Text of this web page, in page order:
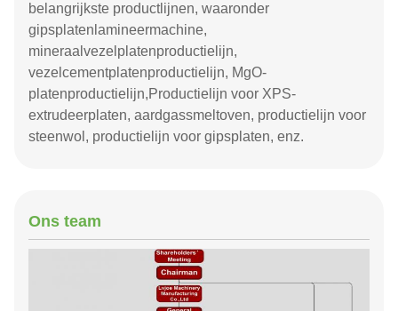
belangrijkste productlijnen, waaronder
gipsplatenlamineermachine,
mineraalvezelplatenproductielijn,
vezelcementplatenproductielijn, MgO-
platenproductielijn,Productielijn voor XPS-
extrudeerplaten, aardgassmeltoven, productielijn voor
steenwol, productielijn voor gipsplaten, enz.
Ons team